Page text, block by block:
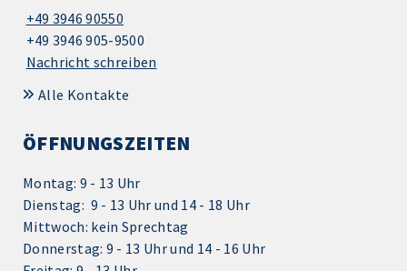
+49 3946 90550
+49 3946 905-9500
Nachricht schreiben
Alle Kontakte
ÖFFNUNGSZEITEN
Montag: 9 - 13 Uhr
Dienstag: 9 - 13 Uhr und 14 - 18 Uhr
Mittwoch: kein Sprechtag
Donnerstag: 9 - 13 Uhr und 14 - 16 Uhr